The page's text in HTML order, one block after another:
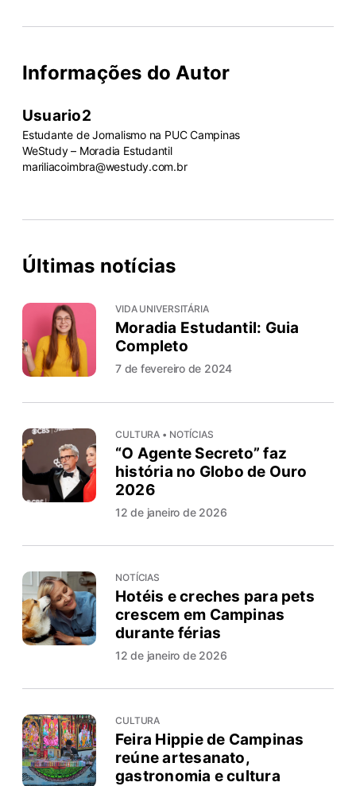
Informações do Autor
Usuario2
Estudante de Jornalismo na PUC Campinas
WeStudy – Moradia Estudantil
mariliacoimbra@westudy.com.br
Últimas notícias
VIDA UNIVERSITÁRIA
Moradia Estudantil: Guia
Completo
7 de fevereiro de 2024
CULTURA • NOTÍCIAS
“O Agente Secreto” faz
história no Globo de Ouro
2026
12 de janeiro de 2026
NOTÍCIAS
Hotéis e creches para pets
crescem em Campinas
durante férias
12 de janeiro de 2026
CULTURA
Feira Hippie de Campinas
reúne artesanato,
gastronomia e cultura